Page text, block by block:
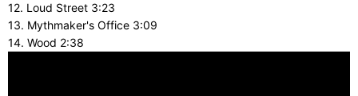
12. Loud Street 3:23
13. Mythmaker's Office 3:09
14. Wood 2:38